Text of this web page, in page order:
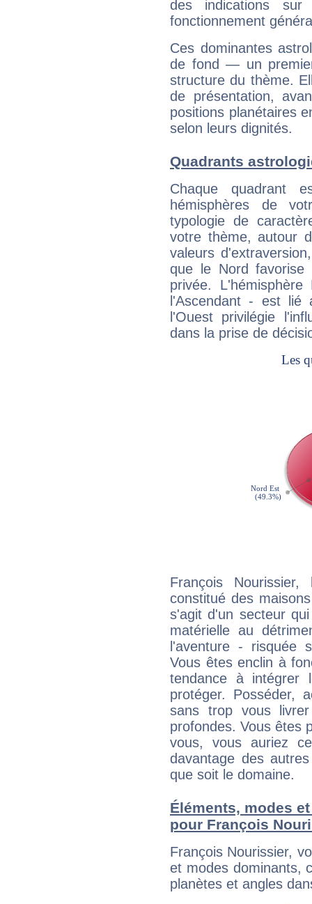
des indications sur
fonctionnement
Ces dominantes
de fond — un
structure du thème.
de présentation,
positions planétaires
selon leurs dignités.
Quadrants
Chaque quadrant
hémisphères de
typologie de
votre thème, autour
valeurs
que le Nord favorise
privée.
l'Ascendant - est
l'Ouest privilégie
dans la prise de
François
constitué des
s'agit d'un secteur
matérielle au
l'aventure - risquée
Vous êtes enclin à
tendance à
protéger. Posséder,
sans trop vous
profondes. Vous êtes
vous, vous auriez
davantage des
que soit le domaine.
Éléments, modes
pour François
François Nourissier,
et modes dominants,
planètes et angles